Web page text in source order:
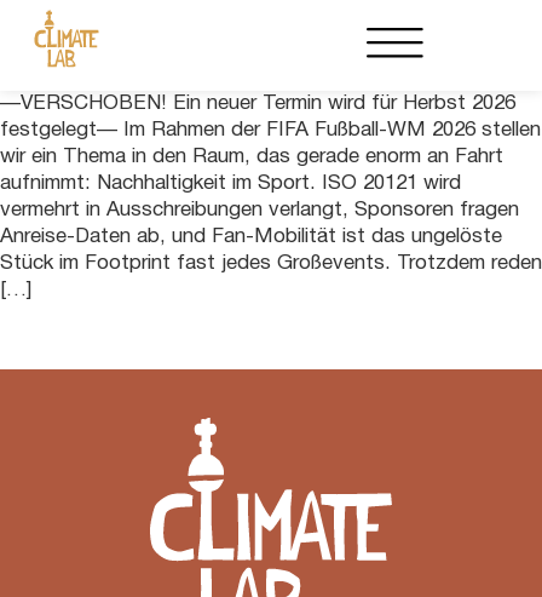
—VERSCHOBEN! Ein neuer Termin wird für Herbst 2026
festgelegt— Im Rahmen der FIFA Fußball-WM 2026 stellen
wir ein Thema in den Raum, das gerade enorm an Fahrt
aufnimmt: Nachhaltigkeit im Sport. ISO 20121 wird
vermehrt in Ausschreibungen verlangt, Sponsoren fragen
Anreise-Daten ab, und Fan-Mobilität ist das ungelöste
Stück im Footprint fast jedes Großevents. Trotzdem reden
[…]